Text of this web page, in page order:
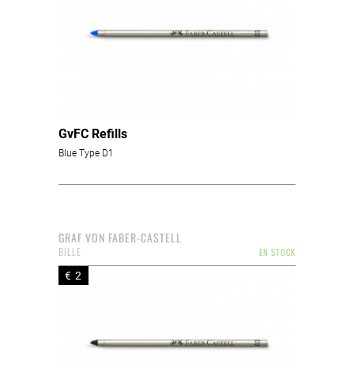
GvFC Refills
Blue Type D1
GRAF VON FABER-CASTELL
EN STOCK
BILLE
€ 2